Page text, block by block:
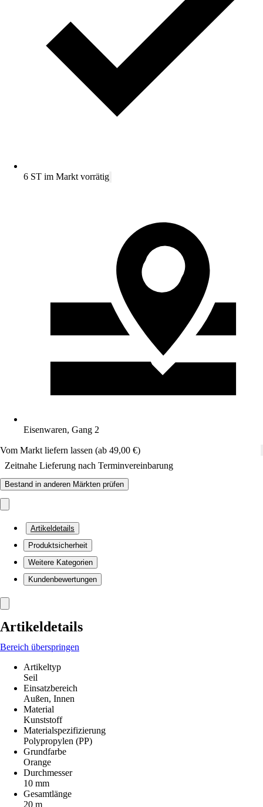
6 ST im Markt vorrätig
Eisenwaren, Gang 2
Vom Markt liefern lassen (ab 49,00 €)
Zeitnahe Lieferung nach Terminvereinbarung
Bestand in anderen Märkten prüfen
Artikeldetails
Produktsicherheit
Weitere Kategorien
Kundenbewertungen
Artikeldetails
Bereich überspringen
Artikeltyp
Seil
Einsatzbereich
Außen, Innen
Material
Kunststoff
Materialspezifizierung
Polypropylen (PP)
Grundfarbe
Orange
Durchmesser
10 mm
Gesamtlänge
20 m